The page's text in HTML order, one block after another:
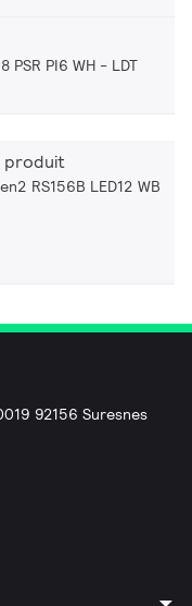
PSR PI6 WH LDT
produit
RS156B LED12 WB
92156 Suresnes